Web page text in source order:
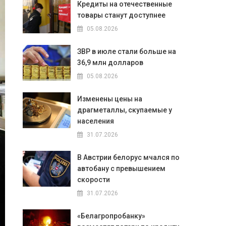
Кредиты на отечественные
товары станут доступнее
05.08.2026
ЗВР в июле стали больше на
36,9 млн долларов
05.08.2026
Изменены цены на
драгметаллы, скупаемые у
населения
31.07.2026
В Австрии белорус мчался по
автобану с превышением
скорости
31.07.2026
«Белагропробанку»